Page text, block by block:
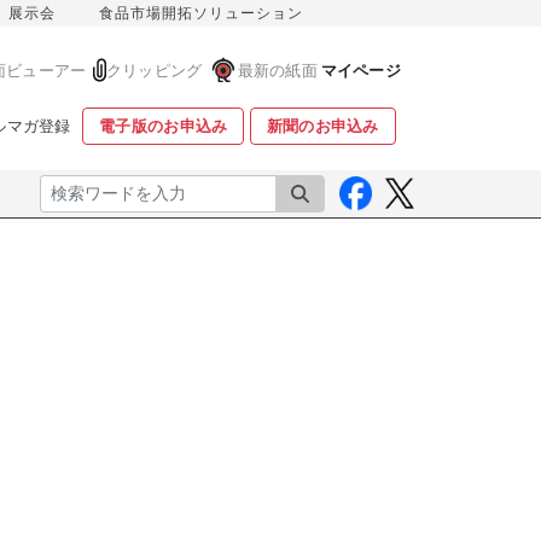
展示会 食品市場開拓ソリューション
ビューアー クリッピング 最新の紙面 マイページ
マガ登録 電子版のお申込み 新聞のお申込み
検索